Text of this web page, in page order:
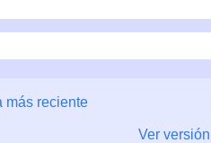
más reciente
Ver